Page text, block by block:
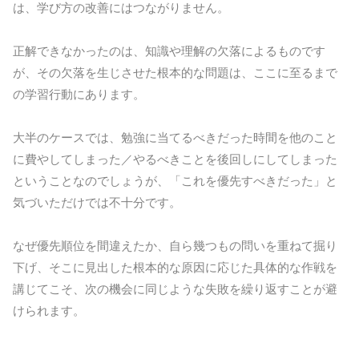
は、学び方の改善にはつながりません。
正解できなかったのは、知識や理解の欠落によるものです
が、その欠落を生じさせた根本的な問題は、ここに至るまで
の学習行動にあります。
大半のケースでは、勉強に当てるべきだった時間を他のこと
に費やしてしまった／やるべきことを後回しにしてしまった
ということなのでしょうが、「これを優先すべきだった」と
気づいただけでは不十分です。
なぜ優先順位を間違えたか、自ら幾つもの問いを重ねて掘り
下げ、そこに見出した根本的な原因に応じた具体的な作戦を
講じてこそ、次の機会に同じような失敗を繰り返すことが避
けられます。